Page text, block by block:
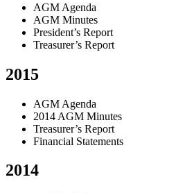
AGM Agenda
AGM Minutes
President’s Report
Treasurer’s Report
2015
AGM Agenda
2014 AGM Minutes
Treasurer’s Report
Financial Statements
2014